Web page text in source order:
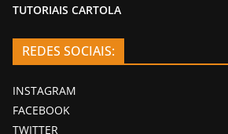
TUTORIAIS CARTOLA
REDES SOCIAIS:
INSTAGRAM
FACEBOOK
TWITTER